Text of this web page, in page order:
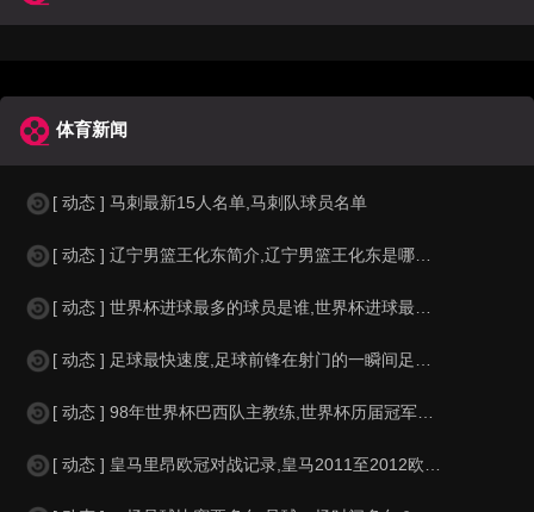
体育新闻
[ 动态 ] 马刺最新15人名单,马刺队球员名单
[ 动态 ] 辽宁男篮王化东简介,辽宁男篮王化东是哪里人？
[ 动态 ] 世界杯进球最多的球员是谁,世界杯进球最多的球员是谁？
[ 动态 ] 足球最快速度,足球前锋在射门的一瞬间足球的速度有多快？？
[ 动态 ] 98年世界杯巴西队主教练,世界杯历届冠军球队教练
[ 动态 ] 皇马里昂欧冠对战记录,皇马2011至2012欧冠赛程&nbs